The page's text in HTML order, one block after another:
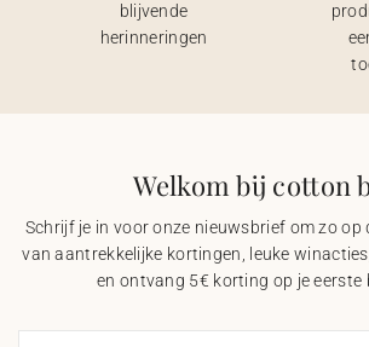
blijvende
herinneringen
Welkom bij cotton
Schrijf je in voor onze nieuwsbrief om zo op
van aantrekkelijke kortingen, leuke
en ontvang 5€ korting op je eerste